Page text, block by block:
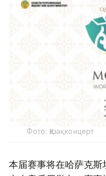
Фото: Қазақконцерт
本届赛事将在哈萨克